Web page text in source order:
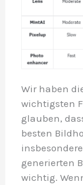
Wir haben
wichtigsten
glauben,
besten
generierten
wichtig.